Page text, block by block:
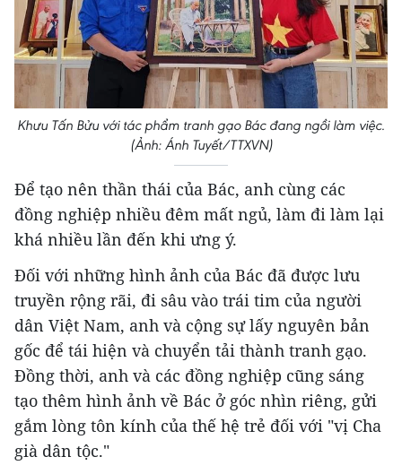
Khưu Tấn Bửu với tác phẩm tranh gạo Bác đang ngồi làm việc.
(Ảnh: Ánh Tuyết/TTXVN)
Để tạo nên thần thái của Bác, anh cùng các
đồng nghiệp nhiều đêm mất ngủ, làm đi làm lại
khá nhiều lần đến khi ưng ý.
Đối với những hình ảnh của Bác đã được lưu
truyền rộng rãi, đi sâu vào trái tim của người
dân Việt Nam, anh và cộng sự lấy nguyên bản
gốc để tái hiện và chuyển tải thành tranh gạo.
Đồng thời, anh và các đồng nghiệp cũng sáng
tạo thêm hình ảnh về Bác ở góc nhìn riêng, gửi
gắm lòng tôn kính của thế hệ trẻ đối với "vị Cha
già dân tộc."